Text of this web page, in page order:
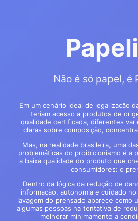
Não é só papel, é
Em um cenário ideal de legalização
teriam acesso a produtos de
qualidade certificada, diferentes
claras sobre composição,
Mas, na realidade brasileira, uma
problemáticas do proibicionismo é a
a baixa qualidade do produto que
consumidores: o
Dentro da lógica da redução de
informação, autonomia e cuidado
lavagem do prensado aparece como
algumas pessoas na tentativa de
melhorar minimamente a